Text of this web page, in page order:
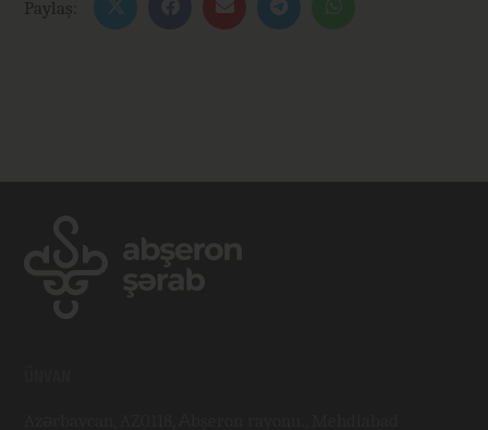
Paylaş: